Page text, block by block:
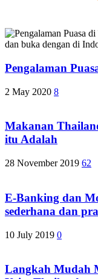
Pengalaman
2 May 2020 8
Makanan
itu Adalah
28 November 2019 62
E-Banking dan
sederhana dan
10 July 2019 0
Langkah Mudah